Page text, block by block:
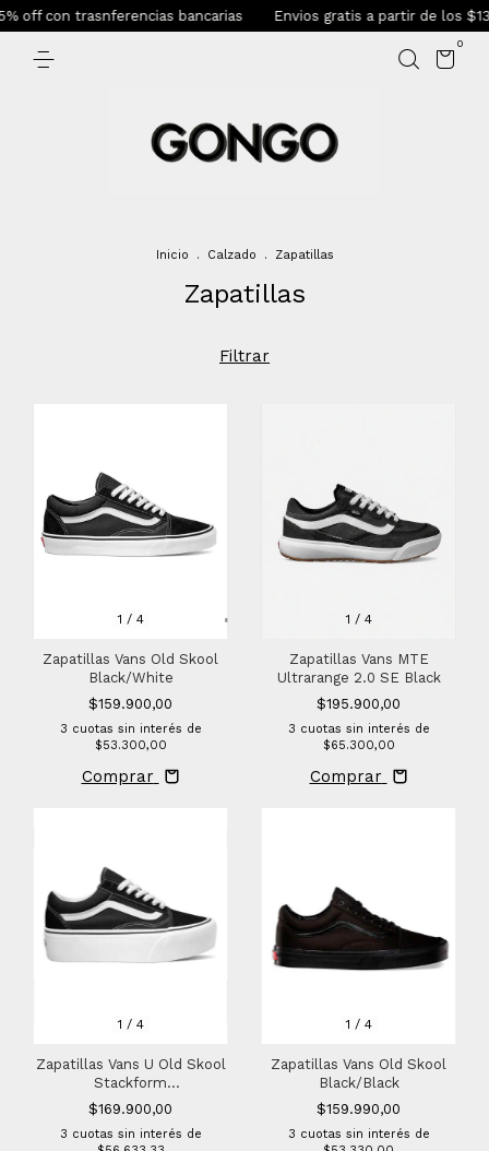
con trasnferencias bancarias Envios gratis a partir de los
0
Inicio . Calzado . Zapatillas
Zapatillas
Filtrar
1 / 4
Zapatillas Vans Old Skool
Black/White
$159.900,00
3 cuotas sin interés de
$53.300,00
Comprar
1 / 4
Zapatillas Vans MTE
Ultrarange 2.0 SE Black
$195.900,00
3 cuotas sin interés de
$65.300,00
Comprar
1 / 4
Zapatillas Vans U Old Skool
Stackform
Suede/Black/White
$169.900,00
3 cuotas sin interés de
1 / 4
Zapatillas Vans Old Skool
Black/Black
$159.990,00
3 cuotas sin interés de